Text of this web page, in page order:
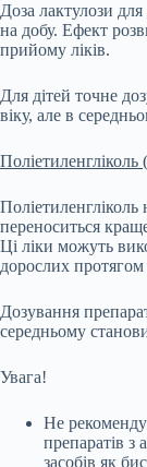
Доза лактулози
на добу. Ефект
прийому ліків.
Для дітей точне
віку, але в
переноситься
Ці ліки можуть
дорослих протягом
Дозування
середньому
Увага!
Не
препаратів
засобів як